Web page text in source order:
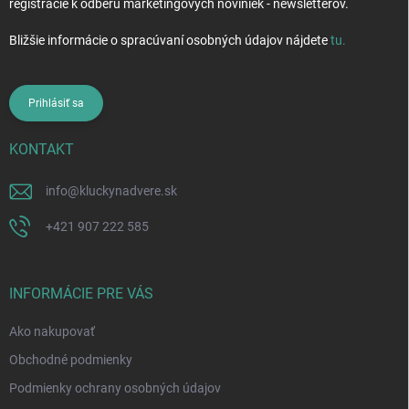
registrácie k odberu marketingových noviniek - newsletterov.
Bližšie informácie o spracúvaní osobných údajov nájdetetu.
Prihlásiť sa
KONTAKT
info@kluckynadvere.sk
+421 907 222 585
INFORMÁCIE PRE VÁS
Ako nakupovať
Obchodné podmienky
Podmienky ochrany osobných údajov